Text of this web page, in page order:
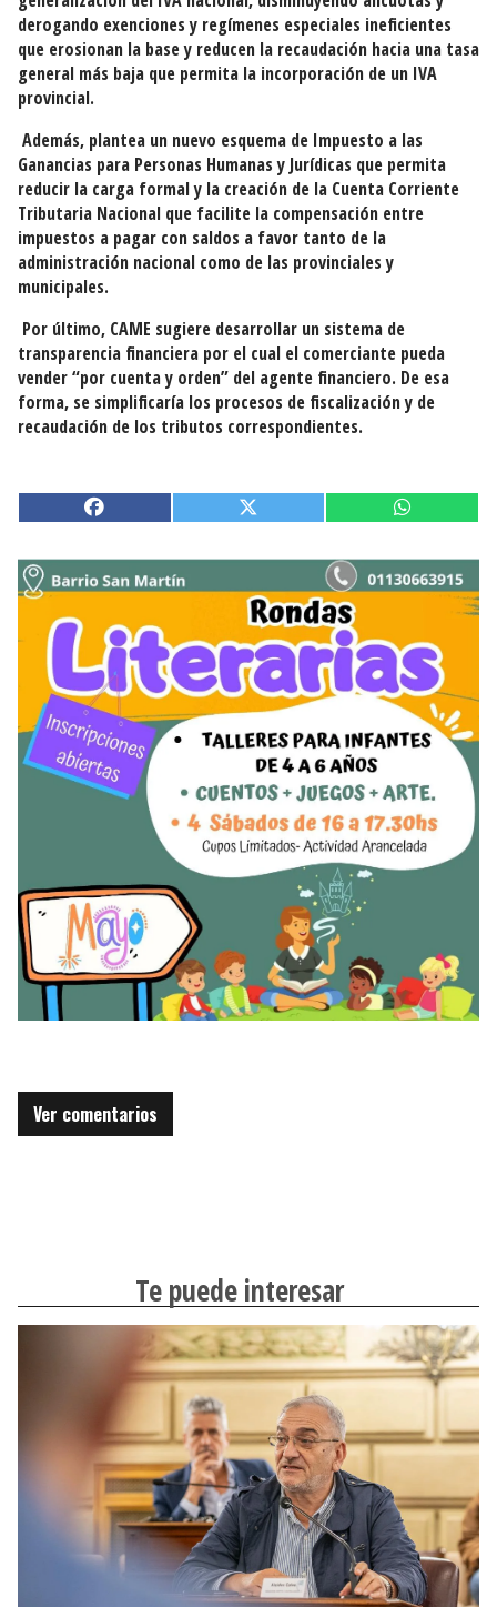
derogando exenciones y regímenes especiales ineficientes
que erosionan la base y reducen la recaudación hacia una tasa
general más baja que permita la incorporación de un IVA
provincial.
Además, plantea un nuevo esquema de Impuesto a las
Ganancias para Personas Humanas y Jurídicas que permita
reducir la carga formal y la creación de la Cuenta Corriente
Tributaria Nacional que facilite la compensación entre
impuestos a pagar con saldos a favor tanto de la
administración nacional como de las provinciales y
municipales.
Por último, CAME sugiere desarrollar un sistema de
transparencia financiera por el cual el comerciante pueda
vender “por cuenta y orden” del agente financiero. De esa
forma, se simplificaría los procesos de fiscalización y de
recaudación de los tributos correspondientes.
Ver comentarios
Te puede interesar